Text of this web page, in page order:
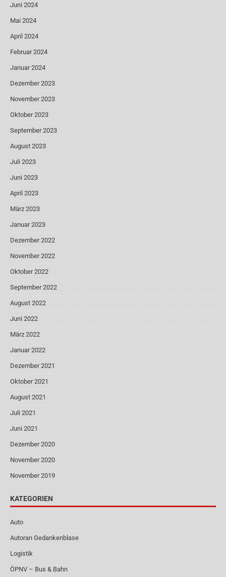
Juni 2024
Mai 2024
April 2024
Februar 2024
Januar 2024
Dezember 2023
November 2023
Oktober 2023
September 2023
August 2023
Juli 2023
Juni 2023
April 2023
März 2023
Januar 2023
Dezember 2022
November 2022
Oktober 2022
September 2022
August 2022
Juni 2022
März 2022
Januar 2022
Dezember 2021
Oktober 2021
August 2021
Juli 2021
Juni 2021
Dezember 2020
November 2020
November 2019
KATEGORIEN
Auto
Autoran Gedankenblase
Logistik
ÖPNV – Bus & Bahn